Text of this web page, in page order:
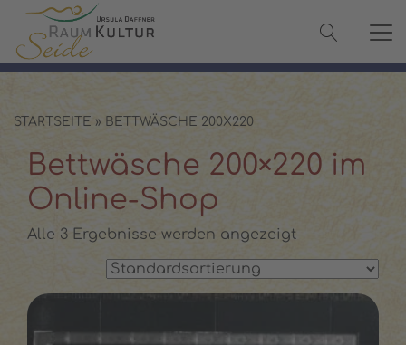
✓ 100 % Maulbeerseide
✓ Versand in 2–3 Werktagen
✓ Persönliche Beratung:
STARTSEITE » BETTWÄSCHE 200X220
Bettwäsche 200×220 im
Online-Shop
Alle 3 Ergebnisse werden angezeigt